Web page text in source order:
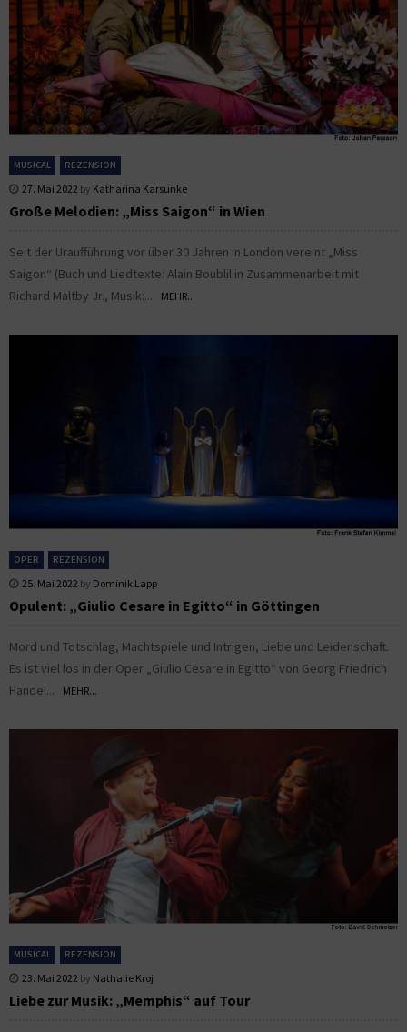
MUSICAL REZENSION
27. Mai 2022 by Katharina Karsunke
Große Melodien: „Miss Saigon“ in Wien
Seit der Uraufführung vor über 30 Jahren in London vereint „Miss
Saigon“ (Buch und Liedtexte: Alain Boublil in Zusammenarbeit mit
Richard Maltby Jr., Musik:...
MEHR...
OPER REZENSION
25. Mai 2022 by Dominik Lapp
Opulent: „Giulio Cesare in Egitto“ in Göttingen
Mord und Totschlag, Machtspiele und Intrigen, Liebe und Leidenschaft.
Es ist viel los in der Oper „Giulio Cesare in Egitto“ von Georg Friedrich
Händel...
MEHR...
MUSICAL REZENSION
23. Mai 2022 by Nathalie Kroj
Liebe zur Musik: „Memphis“ auf Tour